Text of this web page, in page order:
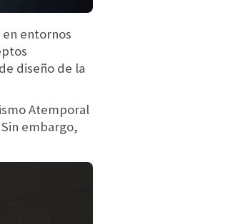
entornos
diseño de la
Atemporal
embargo,